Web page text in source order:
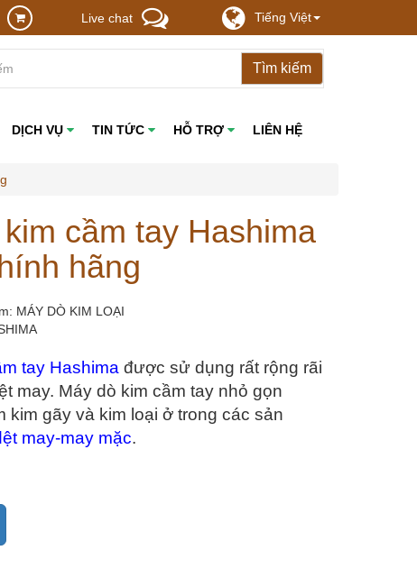
Live chat Tiếng Việt
DỊCH VỤ TIN TỨC HỖ TRỢ LIÊN HỆ
cầm tay Hashima
hãng
MÁY DÒ KIM LOẠI
tay Hashima được sử dụng rất rộng rãi
may. Máy dò kim cầm tay nhỏ gọn
kim gãy và kim loại ở trong các sản
may-may mặc.